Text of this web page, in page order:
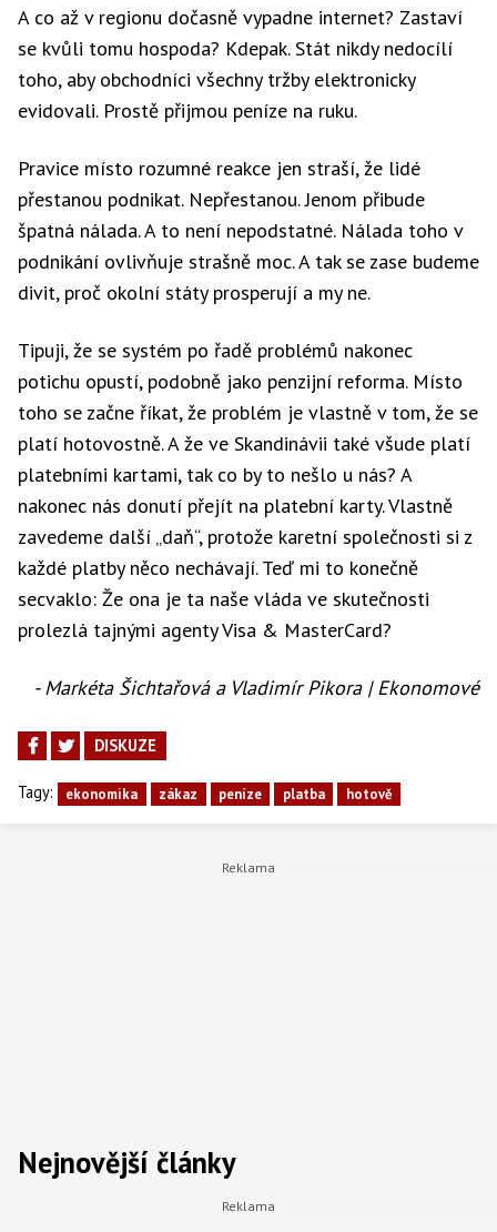
A co až v regionu dočasně vypadne internet? Zastaví
se kvůli tomu hospoda? Kdepak. Stát nikdy nedocílí
toho, aby obchodníci všechny tržby elektronicky
evidovali. Prostě přijmou peníze na ruku.
Pravice místo rozumné reakce jen straší, že lidé
přestanou podnikat. Nepřestanou. Jenom přibude
špatná nálada. A to není nepodstatné. Nálada toho v
podnikání ovlivňuje strašně moc. A tak se zase budeme
divit, proč okolní státy prosperují a my ne.
Tipuji, že se systém po řadě problémů nakonec
potichu opustí, podobně jako penzijní reforma. Místo
toho se začne říkat, že problém je vlastně v tom, že se
platí hotovostně. A že ve Skandinávii také všude platí
platebními kartami, tak co by to nešlo u nás? A
nakonec nás donutí přejít na platební karty. Vlastně
zavedeme další „daň“, protože karetní společnosti si z
každé platby něco nechávají. Teď mi to konečně
secvaklo: Že ona je ta naše vláda ve skutečnosti
prolezlá tajnými agenty Visa & MasterCard?
- Markéta Šichtařová a Vladimír Pikora | Ekonomové
DISKUZE
Tagy: ekonomika zákaz peníze platba hotově
Nejnovější články